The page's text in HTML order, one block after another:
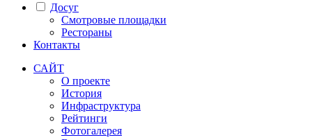
Досуг
Смотровые площадки
Рестораны
Контакты
САЙТ
О проекте
История
Инфраструктура
Рейтинги
Фотогалерея